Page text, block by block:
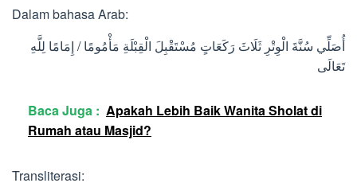
Dalam bahasa Arab:
أُصَلِّي سُنَّةَ الْوِتْرِ ثَلَاثَ رَكَعَاتٍ مُسْتَقْبِلَ الْقِبْلَةِ مَأْمُومًا / إِمَامًا لِلَّهِ
تَعَالَى
Baca Juga : Apakah Lebih Baik Wanita Sholat di
Rumah atau Masjid?
Transliterasi: